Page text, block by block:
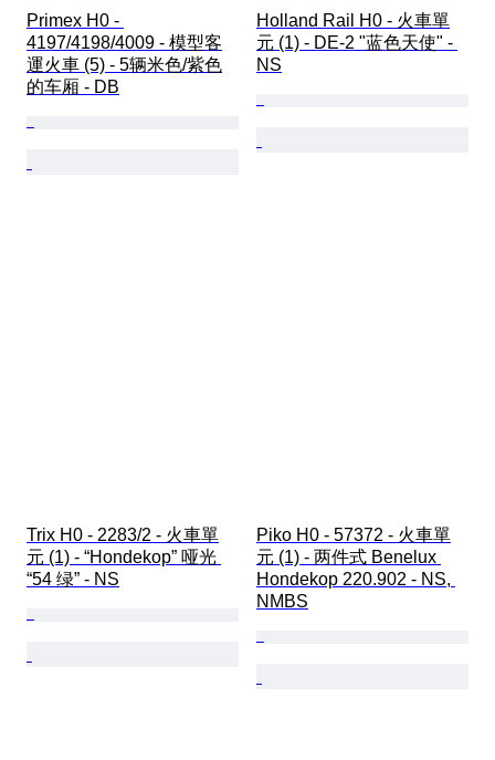
Primex H0 -
4197/4198/4009 - 模型客
運火車 (5) - 5辆米色/紫色
的车厢 - DB
Holland Rail H0 - 火車單
元 (1) - DE-2 "蓝色天使" -
NS
Trix H0 - 2283/2 - 火車單
元 (1) - “Hondekop” 哑光
“54 绿” - NS
Piko H0 - 57372 - 火車單
元 (1) - 两件式 Benelux
Hondekop 220.902 - NS,
NMBS